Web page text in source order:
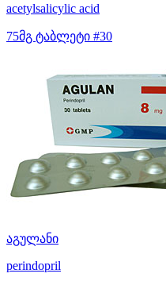
acetylsalicylic acid
75მგ ტაბლეტი #30
აგულანი
perindopril